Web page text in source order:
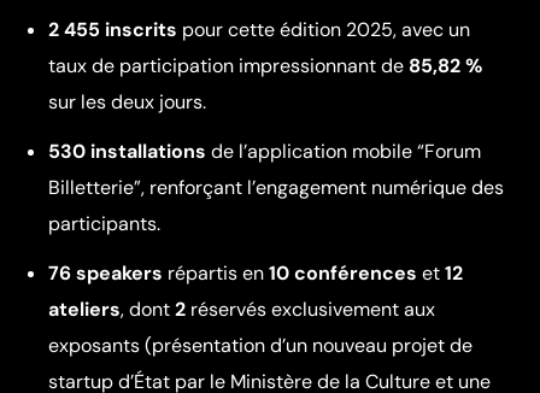
2 455 inscrits pour cette édition 2025, avec un
taux de participation impressionnant de 85,82 %
sur les deux jours.
530 installations de l’application mobile “Forum
Billetterie”, renforçant l’engagement numérique des
participants.
76 speakers répartis en10 conférences et12
ateliers, dont2 réservés exclusivement aux
exposants (présentation d’un nouveau projet de
startup d’État par le Ministère de la Culture et une